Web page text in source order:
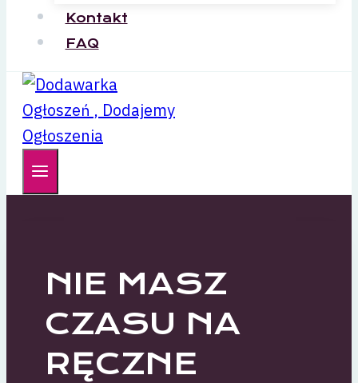
Kontakt
FAQ
NIE MASZ
CZASU NA
RĘCZNE